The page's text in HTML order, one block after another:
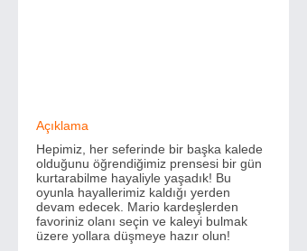
Açıklama
Hepimiz, her seferinde bir başka kalede
olduğunu öğrendiğimiz prensesi bir gün
kurtarabilme hayaliyle yaşadık! Bu
oyunla hayallerimiz kaldığı yerden
devam edecek. Mario kardeşlerden
favoriniz olanı seçin ve kaleyi bulmak
üzere yollara düşmeye hazır olun!